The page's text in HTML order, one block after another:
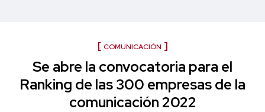
COMUNICACIÓN
Se abre la convocatoria para el
Ranking de las 300 empresas de la
comunicación 2022